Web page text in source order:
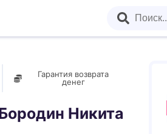
Гарантия возврата
денег
Никита